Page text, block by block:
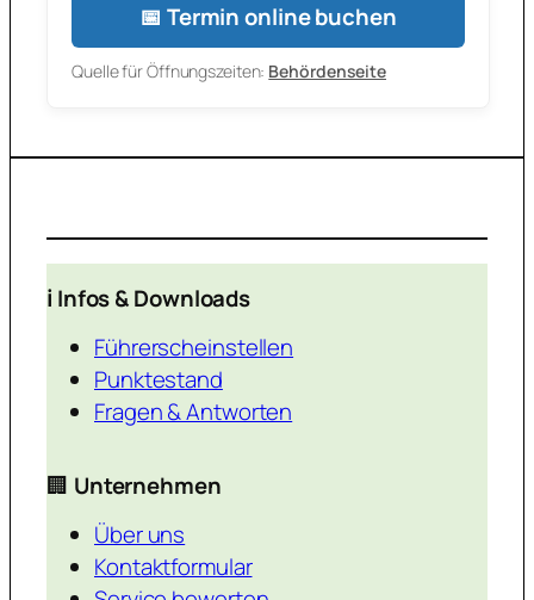
📅 Termin online buchen
Quelle für Öffnungszeiten: Behördenseite
ℹ️ Infos & Downloads
Führerscheinstellen
Punktestand
Fragen & Antworten
🏢 Unternehmen
Über uns
Kontaktformular